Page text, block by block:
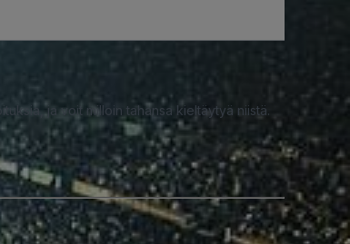
ja voit milloin tahansa kieltäytyä niistä.